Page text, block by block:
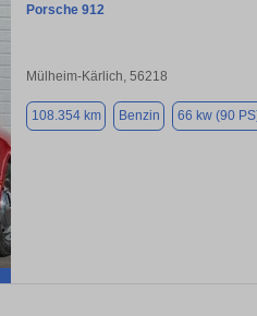
Porsche 912
Mülheim-Kärlich, 56218
108.354 km Benzin 66 kw (90